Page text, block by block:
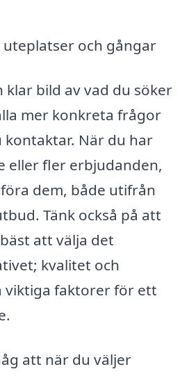
uteplatser och gångar
klar bild av vad du söker
mer konkreta frågor
När du har
eller fler erbjudanden,
dem, både utifrån
Tänk också på att
att välja det
kvalitet och
viktiga faktorer för ett
att när du väljer